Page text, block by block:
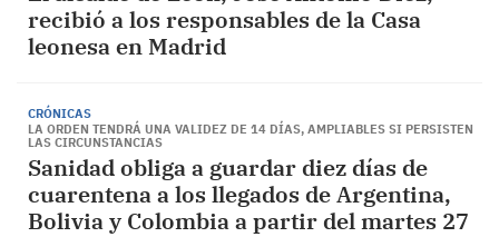
recibió a los responsables de la Casa
leonesa en Madrid
CRÓNICAS
LA ORDEN TENDRÁ UNA VALIDEZ DE 14 DÍAS, AMPLIABLES SI PERSISTEN
LAS CIRCUNSTANCIAS
Sanidad obliga a guardar diez días de
cuarentena a los llegados de Argentina,
Bolivia y Colombia a partir del martes 27